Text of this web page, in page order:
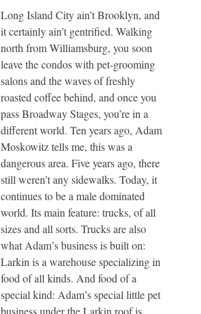
Long Island City ain’t Brooklyn, and
it certainly ain’t gentrified. Walking
north from Williamsburg, you soon
leave the condos with pet-grooming
salons and the waves of freshly
roasted coffee behind, and once you
pass Broadway Stages, you’re in a
different world. Ten years ago, Adam
Moskowitz tells me, this was a
dangerous area. Five years ago, there
still weren’t any sidewalks. Today, it
continues to be a male dominated
world. Its main feature: trucks, of all
sizes and all sorts. Trucks are also
what Adam’s business is built on:
Larkin is a warehouse specializing in
food of all kinds. And food of a
special kind: Adam’s special little pet
business under the Larkin roof is